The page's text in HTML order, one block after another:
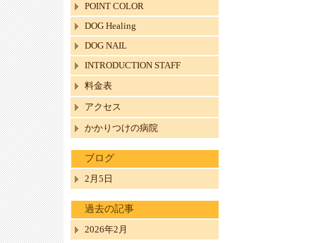
POINT COLOR
DOG Healing
DOG NAIL
INTRODUCTION STAFF
料金表
アクセス
かかりつけの病院
ブログ
2月5日
過去の記事
2026年2月